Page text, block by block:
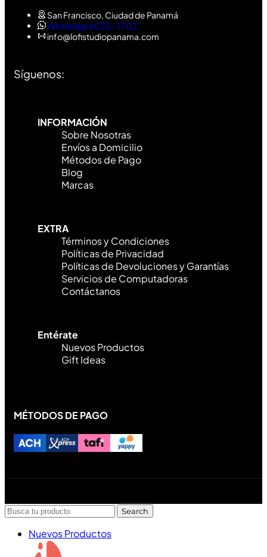
San Francisco, Ciudad de Panamá
WhatsApp 6035-3703
info@lofistudiopanama.com
Síguenos:
INFORMACIÓN
Sobre Nosotras
Envíos a Domicilio
Métodos de Pago
Blog
Marcas
EXTRA
Términos y Condiciones
Políticas de Privacidad
Políticas de Devoluciones y Garantías
Servicios de Computadoras
Contáctanos
Entérate
Nuevos Productos
Gift Ideas
MÉTODOS DE PAGO
Search
Nuevos Productos